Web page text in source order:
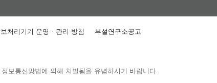
처리기기 운영ㆍ관리 방침 부설연구소공고
보통신망법에 의해 처벌됨을 유념하시기 바랍니다.